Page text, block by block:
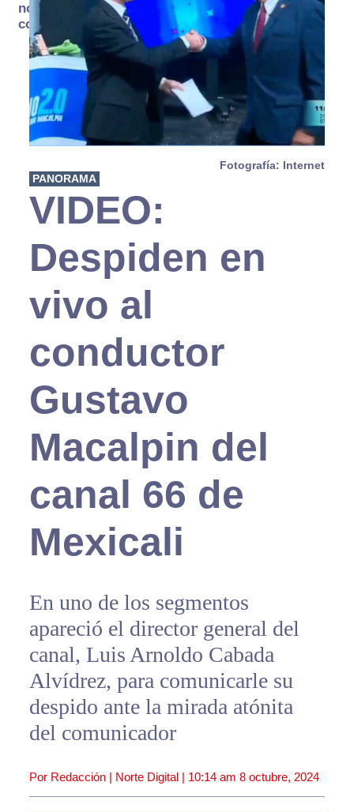
no se
consume
Fotografía: Internet
PANORAMA
VIDEO:
Despiden en
vivo al
conductor
Gustavo
Macalpin del
canal 66 de
Mexicali
En uno de los segmentos
apareció el director general del
canal, Luis Arnoldo Cabada
Alvídrez, para comunicarle su
despido ante la mirada atónita
del comunicador
Por Redacción | Norte Digital | 10:14 am 8 octubre, 2024